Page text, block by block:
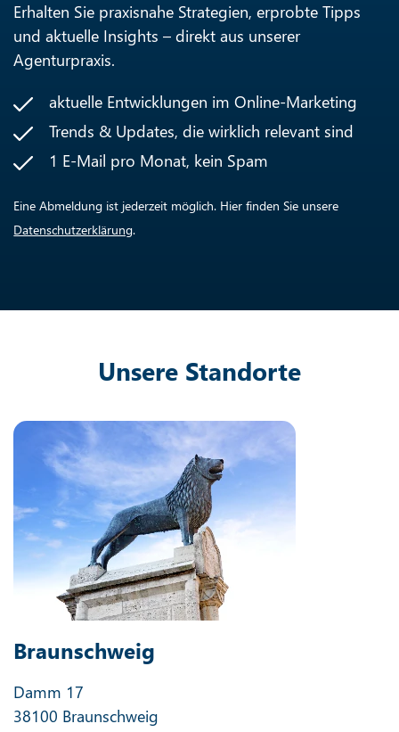
Erhalten Sie praxisnahe Strategien, erprobte Tipps
und aktuelle Insights – direkt aus unserer
Agenturpraxis.
aktuelle Entwicklungen im Online-Marketing
Trends & Updates, die wirklich relevant sind
1 E-Mail pro Monat, kein Spam
Eine Abmeldung ist jederzeit möglich. Hier finden Sie unsere
Datenschutzerklärung.
Unsere Standorte
Braunschweig
Damm 17
38100 Braunschweig